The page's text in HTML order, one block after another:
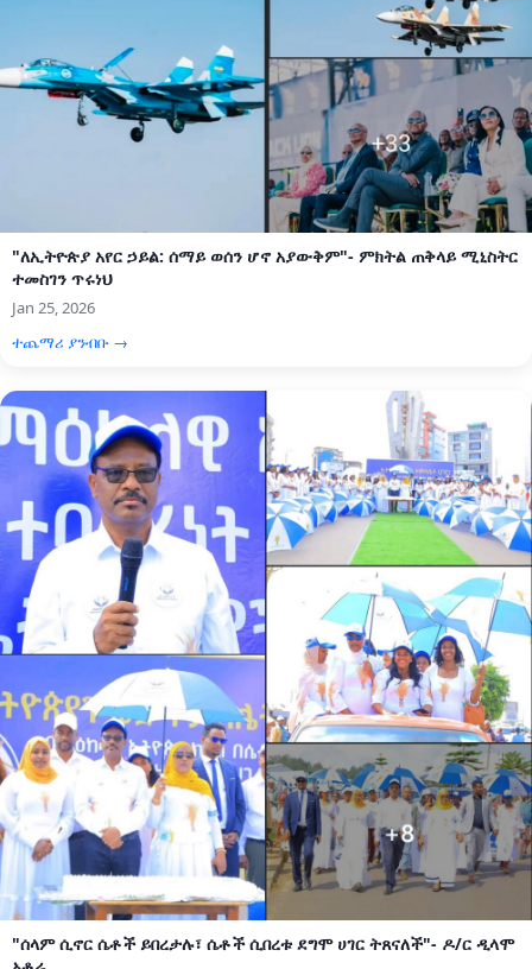
"ለኢትዮጵያ አየር ኃይል: ሰማይ ወሰን ሆኖ አያውቅም"- ምክትል ጠቅላይ ሚኒስትር
ተመስገን ጥሩነህ
Jan 25, 2026
ተጨማሪ ያንብቡ →
"ሰላም ሲኖር ሴቶች ይበረታሉ፣ ሴቶች ሲበረቱ ደግሞ ሀገር ትጸናለች"- ዶ/ር ዲላሞ